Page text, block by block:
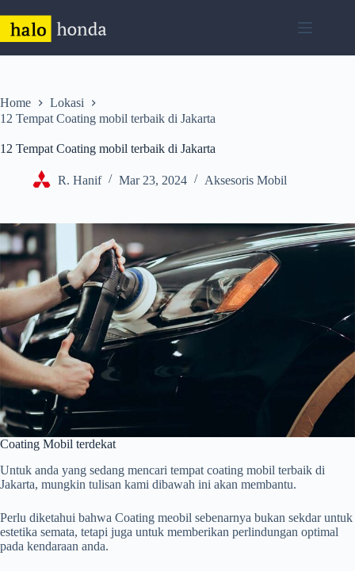
to
content
Home
Lokasi
12 Tempat Coating mobil terbaik di Jakarta
12 Tempat Coating mobil terbaik di Jakarta
R. Hanif Mar 23, 2024 Aksesoris Mobil
Coating Mobil terdekat
Untuk anda yang sedang mencari tempat coating mobil terbaik di
Jakarta, mungkin tulisan kami dibawah ini akan membantu.
Perlu diketahui bahwa Coating meobil sebenarnya bukan sekdar untuk
estetika semata, tetapi juga untuk memberikan perlindungan optimal
pada kendaraan anda.